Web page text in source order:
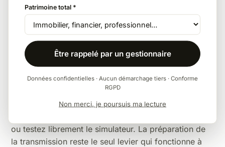
La tontine et autres montages
Clause de tontine dans un achat immobilier,
démembrements croisés : des solutions existent pour
les situations spécifiques, à valider juridiquement au
cas par cas.
Pour la vision d'ensemble — barèmes complets,
abattements par lien de parenté, exonérations —
ou testez librement le simulateur. La préparation de
la transmission reste le seul levier qui fonctionne à
Patrimoine total *
Être rappelé par un gestionnaire
Données confidentielles · Aucun démarchage tiers · Conforme
RGPD
Non merci, je poursuis ma lecture